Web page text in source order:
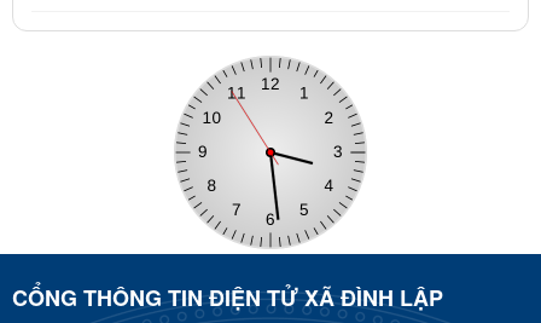
CỔNG THÔNG TIN ĐIỆN TỬ XÃ ĐÌNH LẬP